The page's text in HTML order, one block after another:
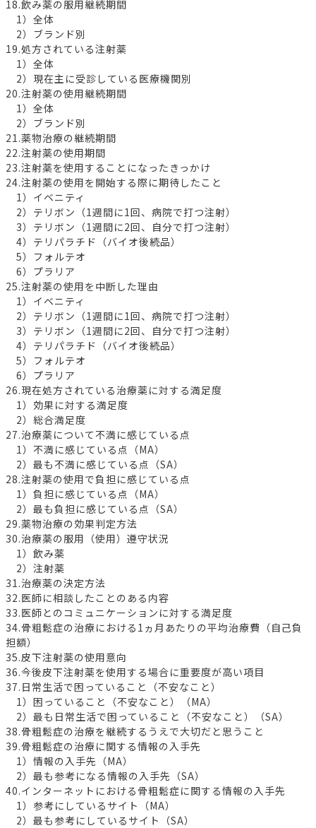
18.飲み薬の服用継続期間
1）全体
2）ブランド別
19.処方されている注射薬
1）全体
2）現在主に受診している医療機関別
20.注射薬の使用継続期間
1）全体
2）ブランド別
21.薬物治療の継続期間
22.注射薬の使用期間
23.注射薬を使用することになったきっかけ
24.注射薬の使用を開始する際に期待したこと
1）イベニティ
2）テリボン（1週間に1回、病院で打つ注射）
3）テリボン（1週間に2回、自分で打つ注射）
4）テリパラチド（バイオ後続品）
5）フォルテオ
6）プラリア
25.注射薬の使用を中断した理由
1）イベニティ
2）テリボン（1週間に1回、病院で打つ注射）
3）テリボン（1週間に2回、自分で打つ注射）
4）テリパラチド（バイオ後続品）
5）フォルテオ
6）プラリア
26.現在処方されている治療薬に対する満足度
1）効果に対する満足度
2）総合満足度
27.治療薬について不満に感じている点
1）不満に感じている点（MA）
2）最も不満に感じている点（SA）
28.注射薬の使用で負担に感じている点
1）負担に感じている点（MA）
2）最も負担に感じている点（SA）
29.薬物治療の効果判定方法
30.治療薬の服用（使用）遵守状況
1）飲み薬
2）注射薬
31.治療薬の決定方法
32.医師に相談したことのある内容
33.医師とのコミュニケーションに対する満足度
34.骨粗鬆症の治療における1ヵ月あたりの平均治療費（自己負
担額）
35.皮下注射薬の使用意向
36.今後皮下注射薬を使用する場合に重要度が高い項目
37.日常生活で困っていること（不安なこと）
1）困っていること（不安なこと）（MA）
2）最も日常生活で困っていること（不安なこと）（SA）
38.骨粗鬆症の治療を継続するうえで大切だと思うこと
39.骨粗鬆症の治療に関する情報の入手先
1）情報の入手先（MA）
2）最も参考になる情報の入手先（SA）
40.インターネットにおける骨粗鬆症に関する情報の入手先
1）参考にしているサイト（MA）
2）最も参考にしているサイト（SA）